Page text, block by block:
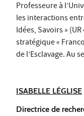
Professeure à
les interactions
Idées, Savoirs »
stratégique «
de l’Esclavage. Au
ISABELLE LÉGLISE
Directrice de